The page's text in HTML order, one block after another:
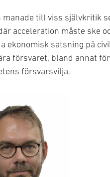
manade till viss självkritik
acceleration måste ske
ekonomisk satsning på
försvaret, bland annat
försvarsvilja.